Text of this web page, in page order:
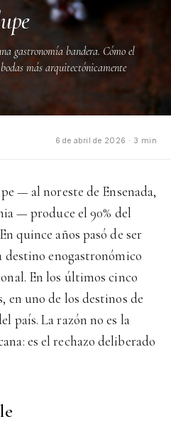
gastronomía bandera. Cómo el
más arquitectónicamente
6 de abril de 2026 · 3 min
— al noreste de Ensenada,
— produce el 90% del
quince años pasó de ser
enogastronómico
En los últimos cinco
en uno de los destinos de
país. La razón no es la
es el rechazo deliberado